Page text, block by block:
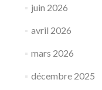
juin 2026
avril 2026
mars 2026
décembre 2025